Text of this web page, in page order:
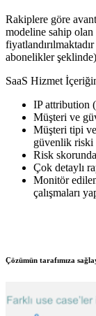
Rakiplere göre
modeline sahip
abonelikler
SaaS Hizmet
IP attribution
Müşteri ve
Müşteri tipi
güvenlik riski
Risk
Çok detaylı
Monitör
çalışmaları
Çözümün tarafımıza